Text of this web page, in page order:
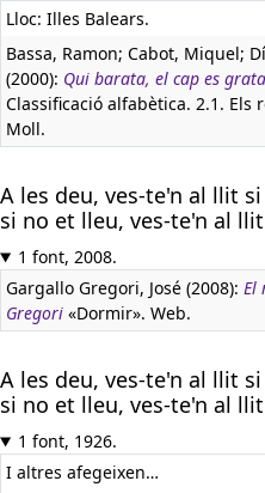
Lloc: Illes Balears.
Bassa, Ramon; Cabot, Miquel;
(2000): Qui barata, el cap es
Classificació alfabètica. 2.1. Els
Moll.
A les deu, ves-te'n al llit
si no et lleu, ves-te'n al
1 font, 2008.
Gargallo Gregori, José (2008): El
Gregori «Dormir». Web.
A les deu, ves-te'n al llit
si no et lleu, ves-te'n al
1 font, 1926.
I altres afegeixen…